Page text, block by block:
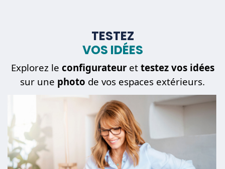
TESTEZ
VOS IDÉES
Explorez le configurateuret testez vos idées
sur une photo de vos espaces extérieurs.